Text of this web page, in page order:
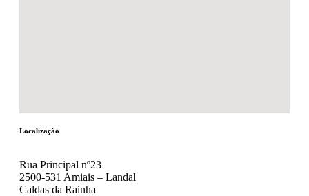
Localização
Rua Principal nº23
2500-531 Amiais – Landal
Caldas da Rainha